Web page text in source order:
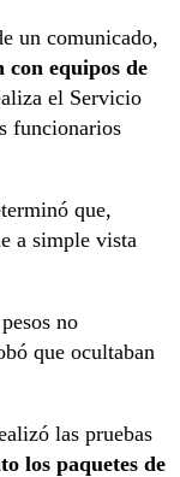
un comunicado,
con equipos de
el Servicio
funcionarios
que,
a simple vista
no
que ocultaban
las pruebas
los paquetes de